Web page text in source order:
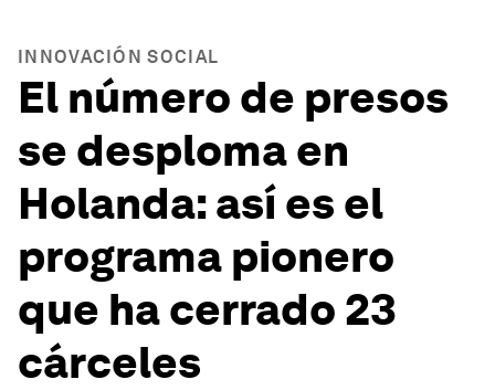
INNOVACIÓN SOCIAL
El número de presos
se desploma en
Holanda: así es el
programa pionero
que ha cerrado 23
cárceles